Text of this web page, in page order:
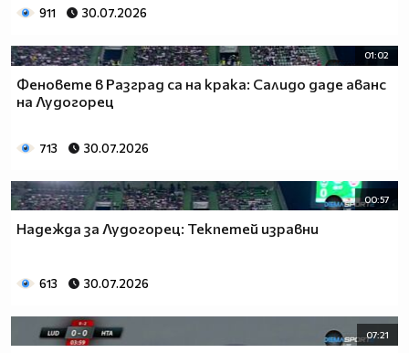
911 30.07.2026
01:02
Феновете в Разград са на крака: Салидо даде аванс
на Лудогорец
713 30.07.2026
00:57
Надежда за Лудогорец: Текпетей изравни
613 30.07.2026
07:21